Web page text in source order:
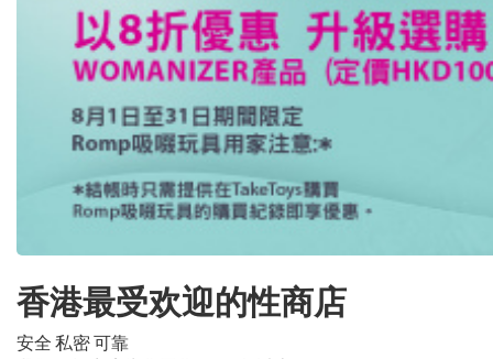
香港最受欢迎的性商店
安全 私密 可靠